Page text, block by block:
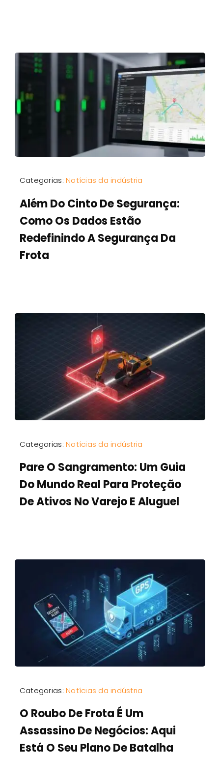
Categorias:Notícias da indústria
Além Do Cinto De Segurança:
Como Os Dados Estão
Redefinindo A Segurança Da
Frota
Categorias:Notícias da indústria
Pare O Sangramento: Um Guia
Do Mundo Real Para Proteção
De Ativos No Varejo E Aluguel
Categorias:Notícias da indústria
O Roubo De Frota É Um
Assassino De Negócios: Aqui
Está O Seu Plano De Batalha